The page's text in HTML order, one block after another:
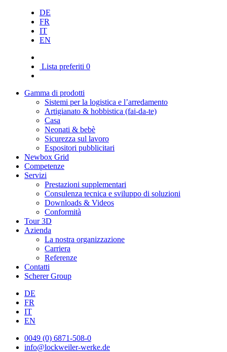
DE
FR
IT
EN
Lista preferiti 0
Gamma di prodotti
Sistemi per la logistica e l’arredamento
Artigianato & hobbistica (fai-da-te)
Casa
Neonati & bebè
Sicurezza sul lavoro
Espositori pubblicitari
Newbox Grid
Competenze
Servizi
Prestazioni supplementari
Consulenza tecnica e sviluppo di soluzioni
Downloads & Videos
Conformità
Tour 3D
Azienda
La nostra organizzazione
Carriera
Referenze
Contatti
Scherer Group
DE
FR
IT
EN
0049 (0) 6871-508-0
info@lockweiler-werke.de